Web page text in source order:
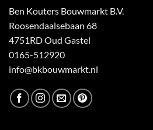
Ben Kouters Bouwmarkt B.V.
Roosendaalsebaan 68
4751RD Oud Gastel
0165-512920
info@bkbouwmarkt.nl